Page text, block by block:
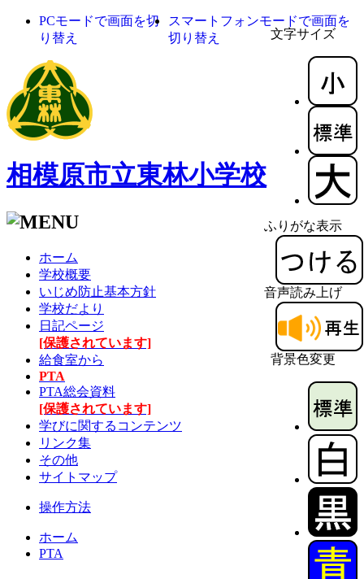
文字サイズ
ふりがな表示
音声読み上げ
背景色変更
PCモードで画面を切
り替え
スマートフォンモードで画面を
切り替え
相模原市立東林小学校
ホーム
学校概要
いじめ防止基本方針
学校だより
日記ページ
[保護されています]
給食室から
PTA
PTA総会資料
[保護されています]
学びに関するコンテンツ
リンク集
その他
サイトマップ
操作方法
ホーム
PTA